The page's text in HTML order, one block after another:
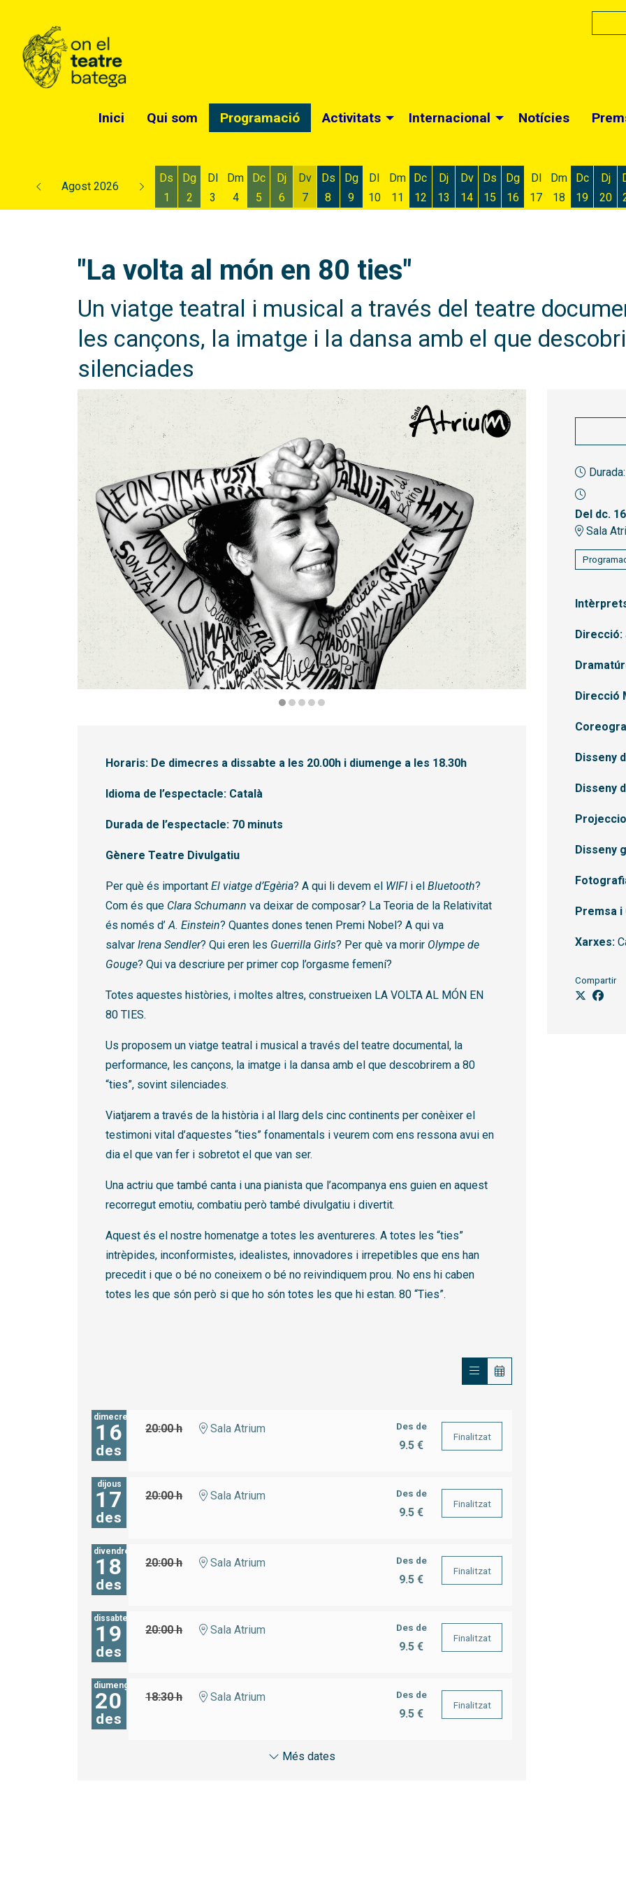
Inici Qui som Programació Activitats Internacional Notícies
Agost 2026
Ds
1
Dg
2
Dl
3
Dm
4
Dc
5
Dj
6
Dv
7
Ds
8
Dg
9
Dl
10
Dm
11
Dc
12
Dj
13
Dv
14
Ds
15
Dg
16
Dl
17
Dm
18
Dc
19
Dj
20
"La volta al món en 80 ties"
Un viatge teatral i musical a través del teatre
les cançons, la imatge i la dansa amb el que
silenciades
Durada:
Del dc.
Sala
Direcció:
Direcció
Disseny
Disseny
Disseny
Premsa
Xarxes:
Compartir
Horaris: De dimecres a dissabte a les 20.00h i diumenge a les 18.30h
Idioma de l’espectacle: Català
Durada de l’espectacle: 70 minuts
Gènere Teatre Divulgatiu
Per què és important El viatge d’Egèria? A qui li devem el WIFI i el Bluetooth?
Com és que Clara Schumann va deixar de composar? La Teoria de la Relativitat
és només d’ A. Einstein? Quantes dones tenen Premi Nobel? A qui va
salvar Irena Sendler? Qui eren les Guerrilla Girls? Per què va morir Olympe de
Gouge? Qui va descriure per primer cop l’orgasme femení?
Totes aquestes històries, i moltes altres, construeixen LA VOLTA AL MÓN EN
80 TIES.
Us proposem un viatge teatral i musical a través del teatre documental, la
performance, les cançons, la imatge i la dansa amb el que descobrirem a 80
“ties”, sovint silenciades.
Viatjarem a través de la història i al llarg dels cinc continents per conèixer el
testimoni vital d’aquestes “ties” fonamentals i veurem com ens ressona avui en
dia el que van fer i sobretot el que van ser.
Una actriu que també canta i una pianista que l’acompanya ens guien en aquest
recorregut emotiu, combatiu però també divulgatiu i divertit.
Aquest és el nostre homenatge a totes les aventureres. A totes les “ties”
intrèpides, inconformistes, idealistes, innovadores i irrepetibles que ens han
precedit i que o bé no coneixem o bé no reivindiquem prou. No ens hi caben
totes les que són però si que ho són totes les que hi estan. 80 “Ties”.
dimecres
16
des
20:00 h Sala Atrium Des de
9.5 €
Finalitzat
dijous
17
des
20:00 h Sala Atrium Des de
9.5 €
Finalitzat
divendres
18
des
20:00 h Sala Atrium Des de
9.5 €
Finalitzat
dissabte
19
des
20:00 h Sala Atrium Des de
9.5 €
Finalitzat
diumenge
20
des
18:30 h Sala Atrium Des de
9.5 €
Finalitzat
Més dates